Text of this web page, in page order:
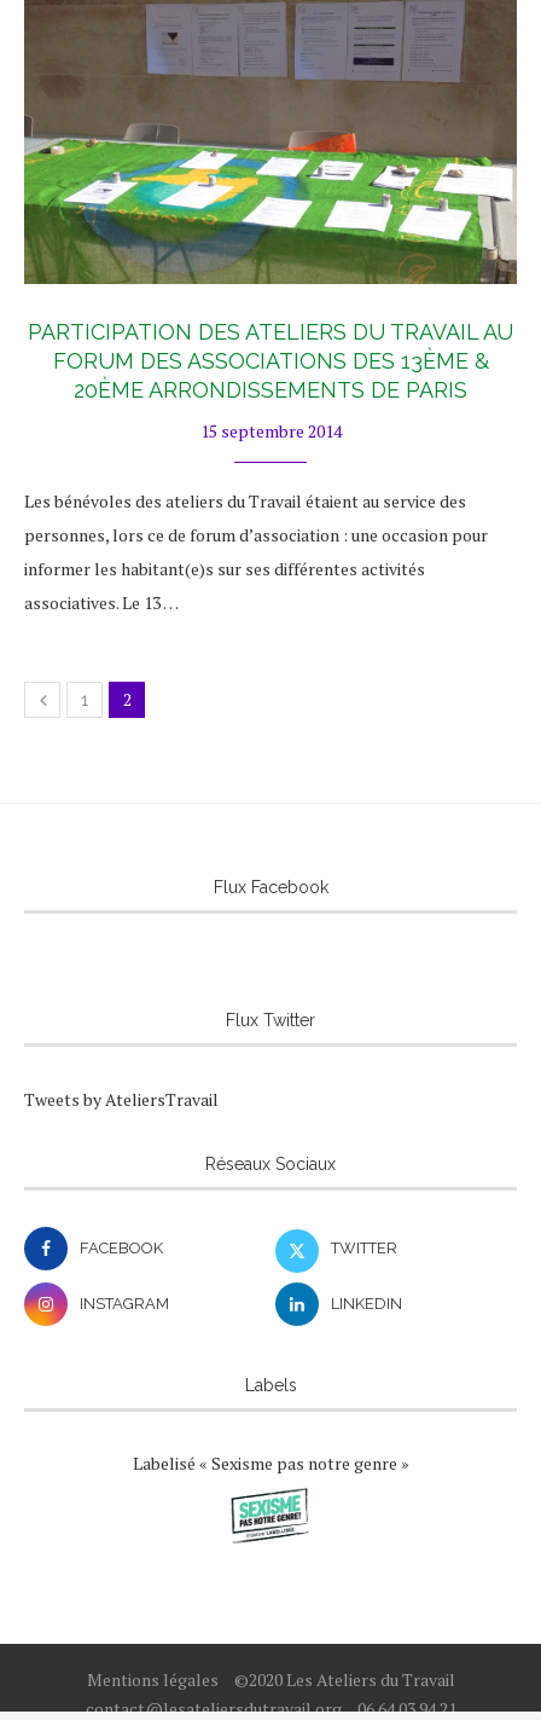
PARTICIPATION DES ATELIERS DU TRAVAIL AU
FORUM DES ASSOCIATIONS DES 13ÈME &
20ÈME ARRONDISSEMENTS DE PARIS
15 septembre 2014
Les bénévoles des ateliers du Travail étaient au service des
personnes, lors ce de forum d’association : une occasion pour
informer les habitant(e)s sur ses différentes activités
associatives. Le 13 …
1 2
Flux Facebook
Flux Twitter
Tweets by AteliersTravail
Réseaux Sociaux
FACEBOOK TWITTER
INSTAGRAM LINKEDIN
Labels
Labelisé « Sexisme pas notre genre »
Mentions légales
©2020 Les Ateliers du Travail
contact@lesateliersdutravail.org
06 64 03 94 21